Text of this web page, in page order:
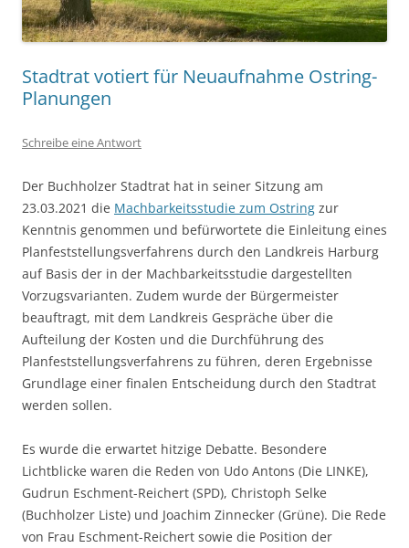
Stadtrat votiert für Neuaufnahme Ostring-
Planungen
Schreibe eine Antwort
Der Buchholzer Stadtrat hat in seiner Sitzung am
23.03.2021 die Machbarkeitsstudie zum Ostring zur
Kenntnis genommen und befürwortete die Einleitung eines
Planfeststellungsverfahrens durch den Landkreis Harburg
auf Basis der in der Machbarkeitsstudie dargestellten
Vorzugsvarianten. Zudem wurde der Bürgermeister
beauftragt, mit dem Landkreis Gespräche über die
Aufteilung der Kosten und die Durchführung des
Planfeststellungsverfahrens zu führen, deren Ergebnisse
Grundlage einer finalen Entscheidung durch den Stadtrat
werden sollen.
Es wurde die erwartet hitzige Debatte. Besondere
Lichtblicke waren die Reden von Udo Antons (Die LINKE),
Gudrun Eschment-Reichert (SPD), Christoph Selke
(Buchholzer Liste) und Joachim Zinnecker (Grüne). Die Rede
von Frau Eschment-Reichert sowie die Position der